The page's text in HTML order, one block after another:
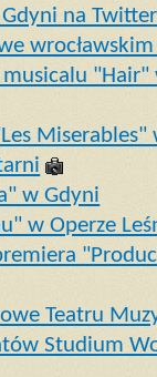
na
"Hair"
Miserables"
w Gdyni
w Operze
Teatru
Studium